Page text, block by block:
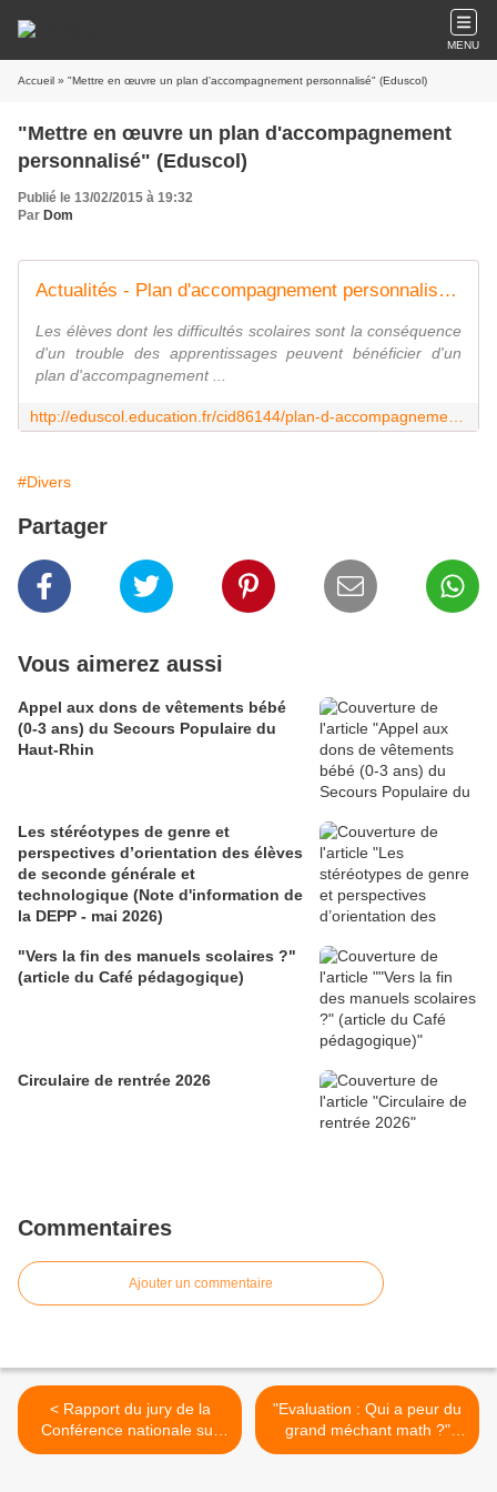
MENU
Accueil » "Mettre en œuvre un plan d'accompagnement personnalisé" (Eduscol)
"Mettre en œuvre un plan d'accompagnement
personnalisé" (Eduscol)
Publié le 13/02/2015 à 19:32
Par Dom
Actualités - Plan d'accompagnement personnalisé - Éduscol
Les élèves dont les difficultés scolaires sont la conséquence
d'un trouble des apprentissages peuvent bénéficier d'un
plan d'accompagnement ...
#Divers
Partager
Vous aimerez aussi
Appel aux dons de vêtements bébé
(0-3 ans) du Secours Populaire du
Haut-Rhin
Les stéréotypes de genre et
perspectives d’orientation des élèves
de seconde générale et
technologique (Note d'information de
la DEPP - mai 2026)
"Vers la fin des manuels scolaires ?"
(article du Café pédagogique)
Circulaire de rentrée 2026
Commentaires
Ajouter un commentaire
< Rapport du jury de la
Conférence nationale sur
l'évaluation des élèves
"Evaluation : Qui a peur du
grand méchant math ?"
(Café pédagogique) >